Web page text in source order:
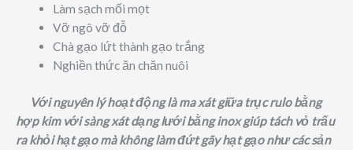
Làm sạch mối mọt
Vỡ ngô vỡ đỗ
Chà gạo lứt thành gạo trắng
Nghiền thức ăn chăn nuôi
Với nguyên lý hoạt động là ma xát giữa trục rulo bằng
hợp kim với sàng xát dạng lưới bằng inox giúp tách vỏ trấu
ra khỏi hạt gạo mà không làm đứt gãy hạt gạo như các sản